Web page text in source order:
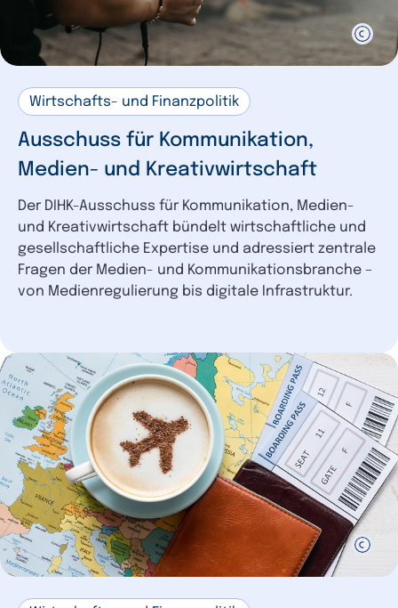
Wirtschafts- und Finanzpolitik
Ausschuss für Kommunikation,
Medien- und Kreativwirtschaft
Der DIHK-Ausschuss für Kommunikation, Medien-
und Kreativwirtschaft bündelt wirtschaftliche und
gesellschaftliche Expertise und adressiert zentrale
Fragen der Medien- und Kommunikationsbranche –
von Medienregulierung bis digitale Infrastruktur.